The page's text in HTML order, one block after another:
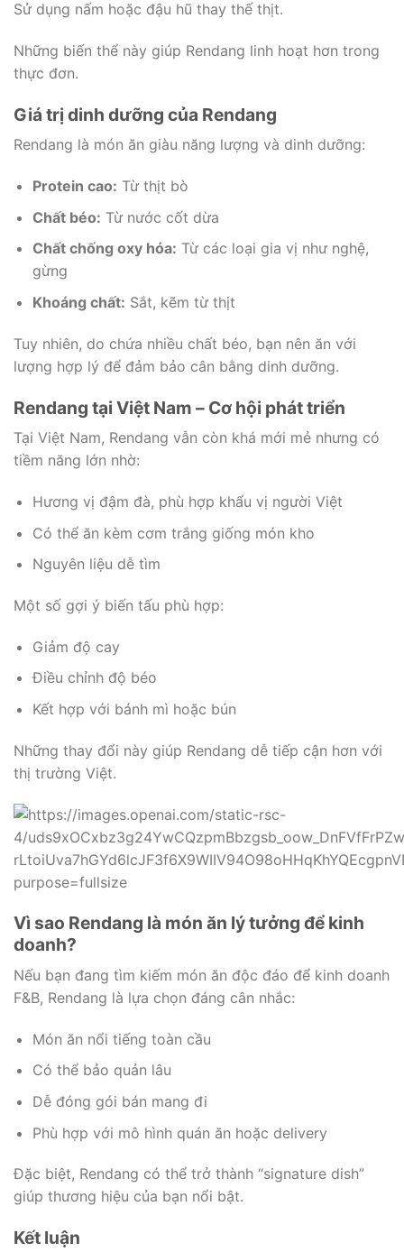
Sử dụng nấm hoặc đậu hũ thay thế thịt.
Những biến thể này giúp Rendang linh hoạt hơn trong
thực đơn.
Giá trị dinh dưỡng của Rendang
Rendang là món ăn giàu năng lượng và dinh dưỡng:
Protein cao: Từ thịt bò
Chất béo: Từ nước cốt dừa
Chất chống oxy hóa: Từ các loại gia vị như nghệ,
gừng
Khoáng chất: Sắt, kẽm từ thịt
Tuy nhiên, do chứa nhiều chất béo, bạn nên ăn với
lượng hợp lý để đảm bảo cân bằng dinh dưỡng.
Rendang tại Việt Nam – Cơ hội phát triển
Tại Việt Nam, Rendang vẫn còn khá mới mẻ nhưng có
tiềm năng lớn nhờ:
Hương vị đậm đà, phù hợp khẩu vị người Việt
Có thể ăn kèm cơm trắng giống món kho
Nguyên liệu dễ tìm
Một số gợi ý biến tấu phù hợp:
Giảm độ cay
Điều chỉnh độ béo
Kết hợp với bánh mì hoặc bún
Những thay đổi này giúp Rendang dễ tiếp cận hơn với
thị trường Việt.
Vì sao Rendang là món ăn lý tưởng để kinh
doanh?
Nếu bạn đang tìm kiếm món ăn độc đáo để kinh doanh
F&B, Rendang là lựa chọn đáng cân nhắc:
Món ăn nổi tiếng toàn cầu
Có thể bảo quản lâu
Dễ đóng gói bán mang đi
Phù hợp với mô hình quán ăn hoặc delivery
Đặc biệt, Rendang có thể trở thành “signature dish”
giúp thương hiệu của bạn nổi bật.
Kết luận